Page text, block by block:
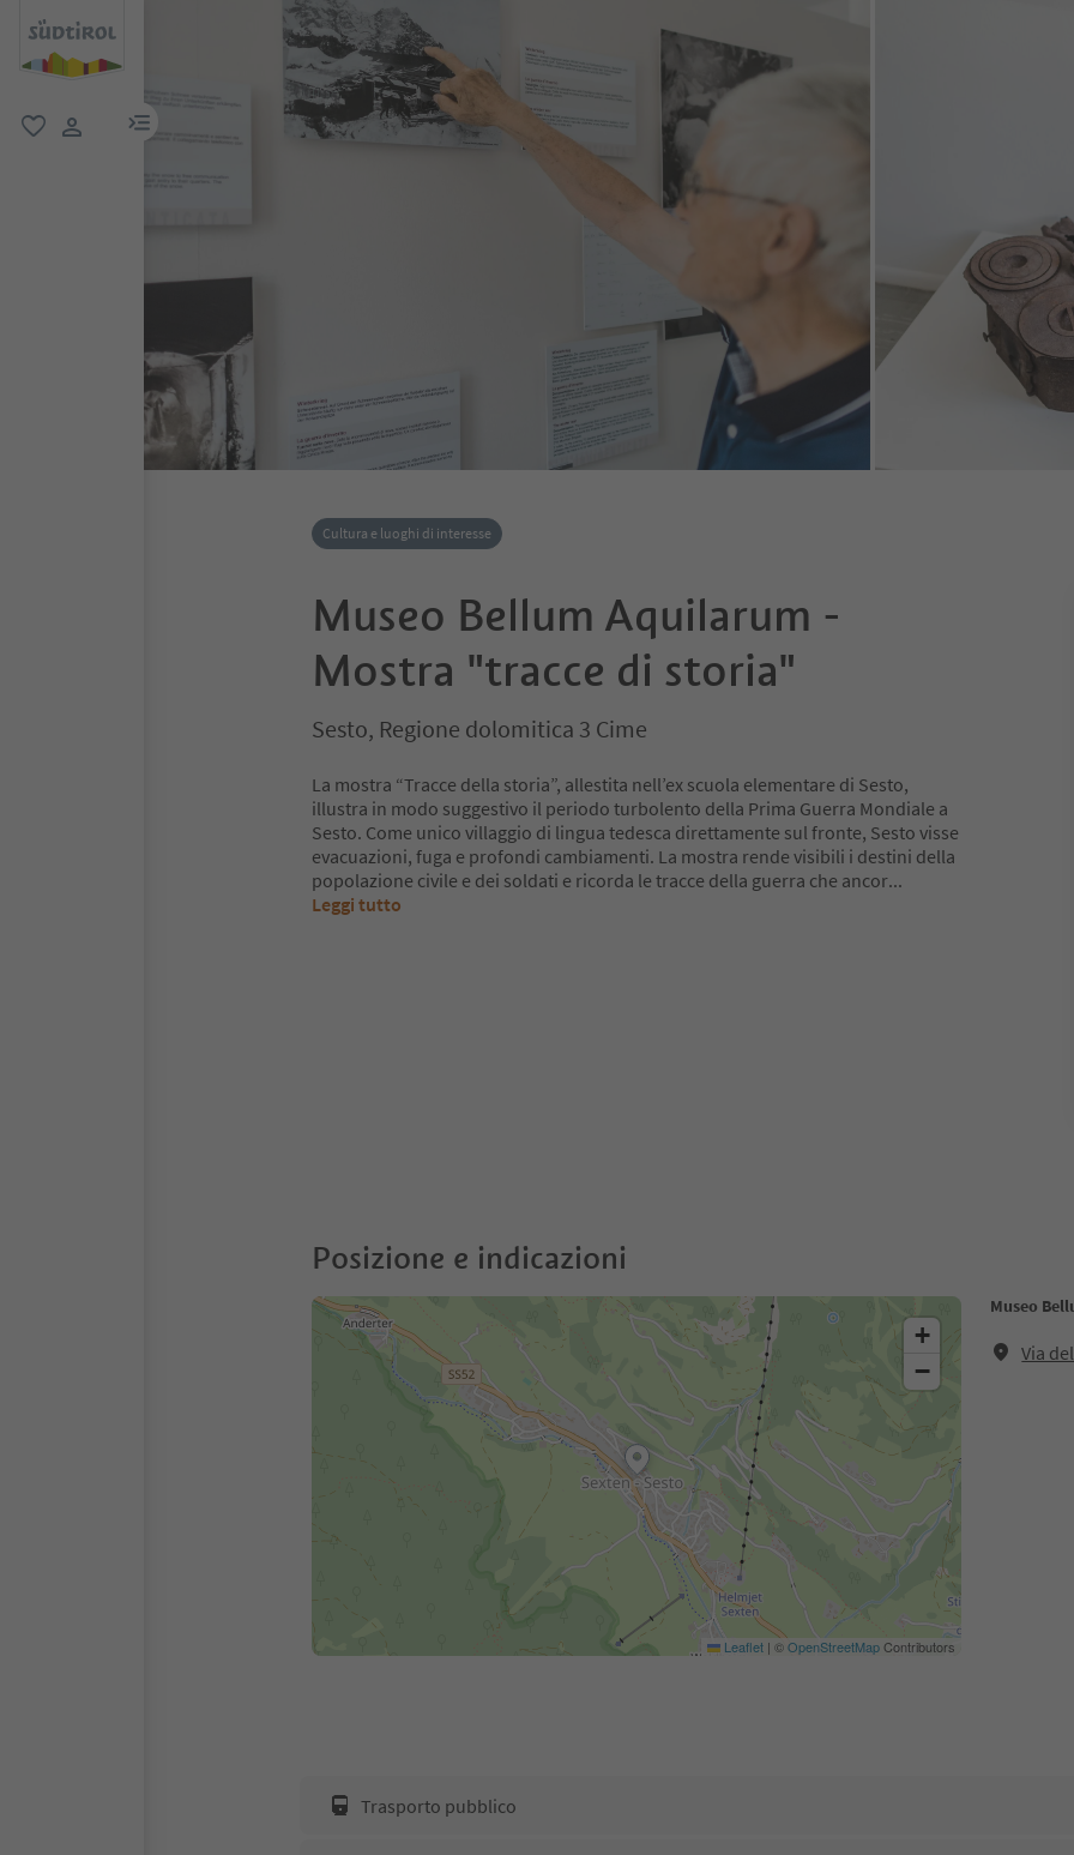
menu link
Cultura e luoghi di interesse
Museo Bellum Aquilarum -
Mostra "tracce di storia"
Sesto, Regione dolomitica 3 Cime
La mostra “Tracce della storia”, allestita nell’ex scuola elementare di Sesto,
illustra in modo suggestivo il periodo turbolento della Prima Guerra Mondiale a
Sesto. Come unico villaggio di lingua tedesca direttamente sul fronte, Sesto visse
evacuazioni, fuga e profondi cambiamenti. La mostra rende visibili i destini della
popolazione civile e dei soldati e ricorda le tracce della guerra che ancor...
Leggi tutto
Posizione e indicazioni
Museo
Via
+
−
Leaflet | ©OpenStreetMapContributors
Trasporto pubblico